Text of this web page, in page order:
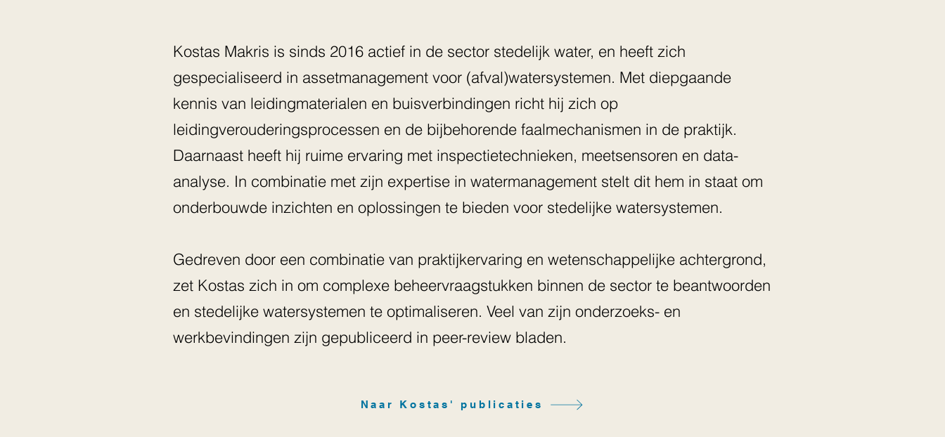
Kostas Makris is sinds 2016 actief in de sector stedelijk water, en heeft zich
gespecialiseerd in assetmanagement voor (afval)watersystemen. Met diepgaande
kennis van leidingmaterialen en buisverbindingen richt hij zich op
leidingverouderingsprocessen en de bijbehorende faalmechanismen in de praktijk.
Daarnaast heeft hij ruime ervaring met inspectietechnieken, meetsensoren en data-
analyse. In combinatie met zijn expertise in watermanagement stelt dit hem in staat om
onderbouwde inzichten en oplossingen te bieden voor stedelijke watersystemen.
Gedreven door een combinatie van praktijkervaring en wetenschappelijke achtergrond,
zet Kostas zich in om complexe beheervraagstukken binnen de sector te beantwoorden
en stedelijke watersystemen te optimaliseren. Veel van zijn onderzoeks- en
werkbevindingen zijn gepubliceerd in peer-review bladen.
Naar Kostas' publicaties